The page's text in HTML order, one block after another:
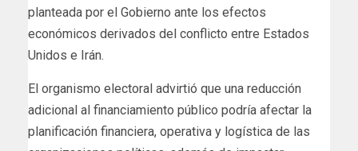
planteada por el Gobierno ante los efectos
económicos derivados del conflicto entre Estados
Unidos e Irán.
El organismo electoral advirtió que una reducción
adicional al financiamiento público podría afectar la
planificación financiera, operativa y logística de las